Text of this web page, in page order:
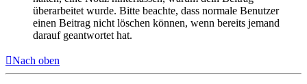
überarbeitet wurde. Bitte beachte, dass normale Benutzer
einen Beitrag nicht löschen können, wenn bereits jemand
darauf geantwortet hat.
Nach oben